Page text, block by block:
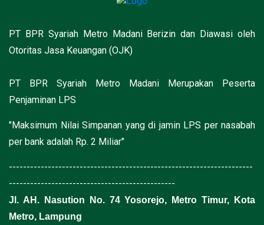
PT BPR Syariah Metro Madani Berizin dan Diawasi oleh
Otoritas Jasa Keuangan (OJK)
PT BPR Syariah Metro Madani Merupakan Peserta
Penjaminan LPS
"Maksimum Nilai Simpanan yang di jamin LPS per nasabah
per bank adalah Rp. 2 Miliar"
---------------------------------------------------------------------
-----------------------------------------------
Jl. AH. Nasution No. 74 Yosorejo, Metro Timur, Kota
Metro, Lampung